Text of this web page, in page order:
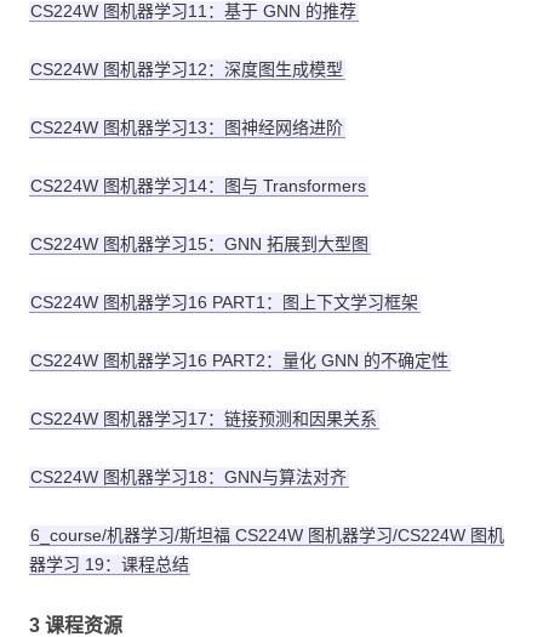
CS224W 图机器学习11：基于 GNN 的推荐
CS224W 图机器学习12：深度图生成模型
CS224W 图机器学习13：图神经网络进阶
CS224W 图机器学习14：图与 Transformers
CS224W 图机器学习15：GNN 拓展到大型图
CS224W 图机器学习16 PART1：图上下文学习框架
CS224W 图机器学习16 PART2：量化 GNN 的不确定性
CS224W 图机器学习17：链接预测和因果关系
CS224W 图机器学习18：GNN与算法对齐
6_course/机器学习/斯坦福 CS224W 图机器学习/CS224W 图机
器学习 19：课程总结
3 课程资源